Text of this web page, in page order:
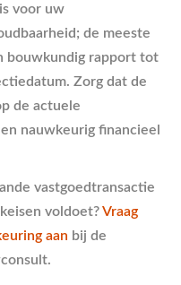
voor uw
de meeste
bouwkundig rapport tot
Zorg dat de
de actuele
nauwkeurig financieel
vastgoedtransactie
voldoet?Vraag
aan bij de